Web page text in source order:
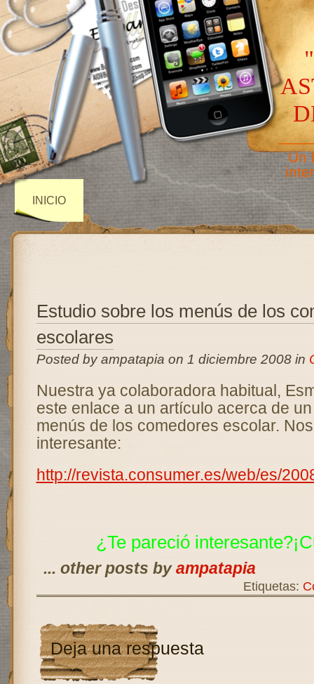
Un
INICIO
Estudio sobre los menús de los
escolares
Posted by ampatapia on 1 diciembre 2008 in
Nuestra ya colaboradora habitual,
este enlace a un artículo acerca de
menús de los comedores escolar.
interesante:
http://revista.consumer.es/web/es/
¿Te pareció
... other posts byampatapia
Etiquetas:
Deja una respuesta